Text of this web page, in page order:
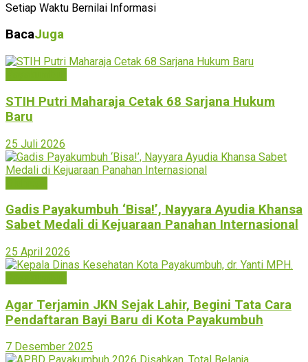
Setiap Waktu Bernilai Informasi
BacaJuga
STIH Putri Maharaja Cetak 68 Sarjana Hukum
Baru
25 Juli 2026
Gadis Payakumbuh ‘Bisa!’, Nayyara Ayudia Khansa
Sabet Medali di Kejuaraan Panahan Internasional
25 April 2026
Agar Terjamin JKN Sejak Lahir, Begini Tata Cara
Pendaftaran Bayi Baru di Kota Payakumbuh
7 Desember 2025